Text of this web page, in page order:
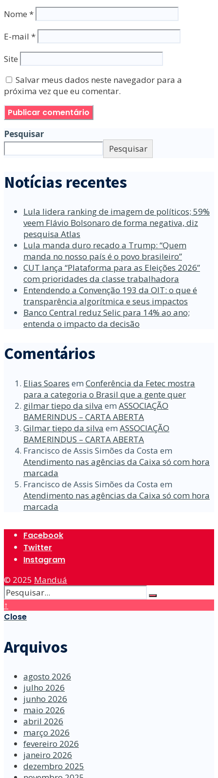
Nome *
E-mail *
Site
Salvar meus dados neste navegador para a
próxima vez que eu comentar.
Pesquisar
Pesquisar
Notícias recentes
Lula lidera ranking de imagem de políticos; 59%
veem Flávio Bolsonaro de forma negativa, diz
pesquisa Atlas
Lula manda duro recado a Trump: “Quem
manda no nosso país é o povo brasileiro”
CUT lança “Plataforma para as Eleições 2026”
com prioridades da classe trabalhadora
Entendendo a Convenção 193 da OIT: o que é
transparência algorítmica e seus impactos
Banco Central reduz Selic para 14% ao ano;
entenda o impacto da decisão
Comentários
Elias Soares em Conferência da Fetec mostra
para a categoria o Brasil que a gente quer
gilmar tiepo da silva em ASSOCIAÇÃO
BAMERINDUS – CARTA ABERTA
Gilmar tiepo da silva em ASSOCIAÇÃO
BAMERINDUS – CARTA ABERTA
Francisco de Assis Simões da Costa em
Atendimento nas agências da Caixa só com hora
marcada
Francisco de Assis Simões da Costa em
Atendimento nas agências da Caixa só com hora
marcada
Facebook
Twitter
Instagram
© 2025 Manduá
↑
Close
Arquivos
agosto 2026
julho 2026
junho 2026
maio 2026
abril 2026
março 2026
fevereiro 2026
janeiro 2026
dezembro 2025